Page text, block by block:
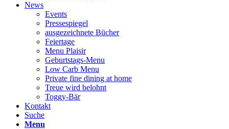
News
Events
Pressespiegel
ausgezeichnete Bücher
Feiertage
Menu Plaisir
Geburtstags-Menu
Low Carb Menu
Private fine dining at home
Treue wird belohnt
Toggy-Bär
Kontakt
Suche
Menu